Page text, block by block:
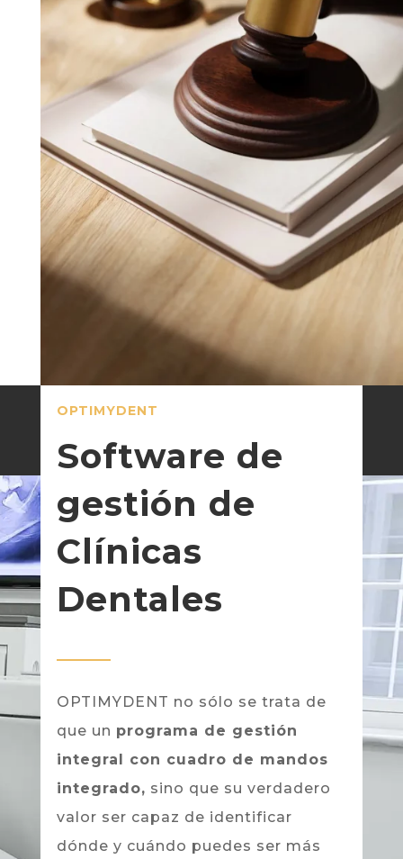
OPTIMYDENT
Software de
gestión de
Clínicas
Dentales
OPTIMYDENT no sólo se trata de
que un programa de gestión
integral con cuadro de mandos
integrado, sino que su verdadero
valor ser capaz de identificar
dónde y cuándo puedes ser más